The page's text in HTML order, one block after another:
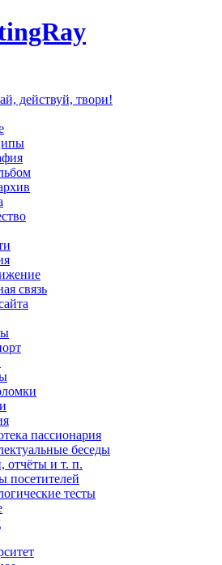
действуй, твори!
связь
пассионария
беседы
отчёты и т. п.
посетителей
тесты